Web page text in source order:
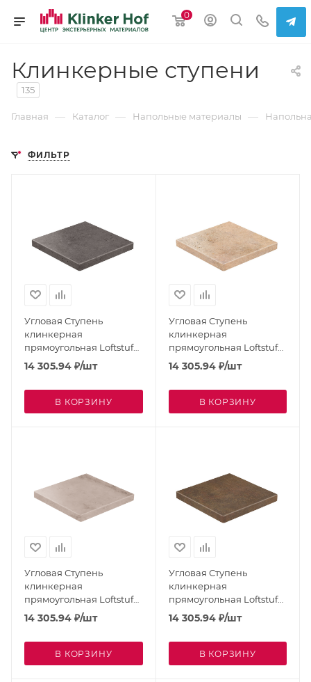
0
Клинкерные ступени
135
Главная — Каталог — Напольные материалы —
ФИЛЬТР
Угловая Ступень
клинкерная
прямоугольная Loftstufe
STROEHER Gravel Blend
Black 9441-963
14 305.94 ₽/шт
В КОРЗИНУ
Угловая Ступень
клинкерная
прямоугольная Loftstufe
STROEHER Gravel Blend
Brown 9441-961
14 305.94₽/шт
В КОРЗИНУ
Угловая Ступень
клинкерная
прямоугольная Loftstufe
STROEHER Gravel Blend
Taupe 9441-964
14 305.94 ₽/шт
В КОРЗИНУ
Угловая Ступень
клинкерная
прямоугольная Loftstufe
STROEHER Keraplatte
Asar Maro 9441-640
14 305.94₽/шт
В КОРЗИНУ